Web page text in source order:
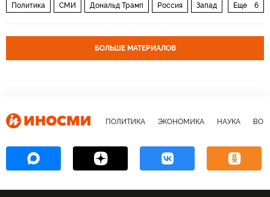
Еще 6
Политика СМИ Дональд Трамп Россия Запад
БОЛЬШЕ МАТЕРИАЛОВ
ПОЛИТИКА ЭКОНОМИКА НАУКА